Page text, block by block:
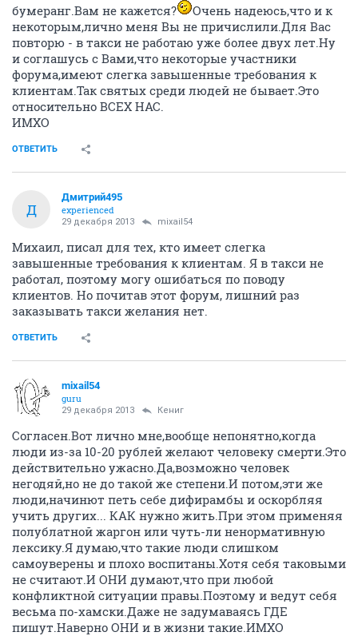
бумеранг.Вам не кажется?
Очень надеюсь,что и к
некоторым,лично меня Вы не причислили.Для Вас
повторю - в такси не работаю уже более двух лет.Ну
и соглашусь с Вами,что некоторые участники
форума,имеют слегка завышенные требования к
клиентам.Так святых среди людей не бывает.Это
относительно ВСЕХ НАС.
ИМХО
ОТВЕТИТЬ
Д
Дмитрий495
experienced
29 декабря 2013 mixail54
Михаил, писал для тех, кто имеет слегка
завышенные требования к клиентам. Я в такси не
работал, поэтому могу ошибаться по поводу
клиентов. Но почитав этот форум, лишний раз
заказывать такси желания нет.
ОТВЕТИТЬ
mixail54
guru
29 декабря 2013 Кениг
Согласен.Вот лично мне,вообще непонятно,когда
люди из-за 10-20 рублей желают человеку смерти.Это
действительно ужасно.Да,возможно человек
негодяй,но не до такой же степени.И потом,эти же
люди,начинют петь себе дифирамбы и оскорбляя
учить других... КАК нужно жить.При этом применяя
полублатной жаргон или чуть-ли ненормативную
лексику.Я думаю,что такие люди слишком
самоуверены и плохо воспитаны.Хотя себя таковыми
не считают.И ОНИ думают,что при любой
конфликтной ситуации правы.Поэтому и ведут себя
весьма по-хамски.Даже не задумаваясь ГДЕ
пишут.Наверно ОНИ и в жизни такие.ИМХО